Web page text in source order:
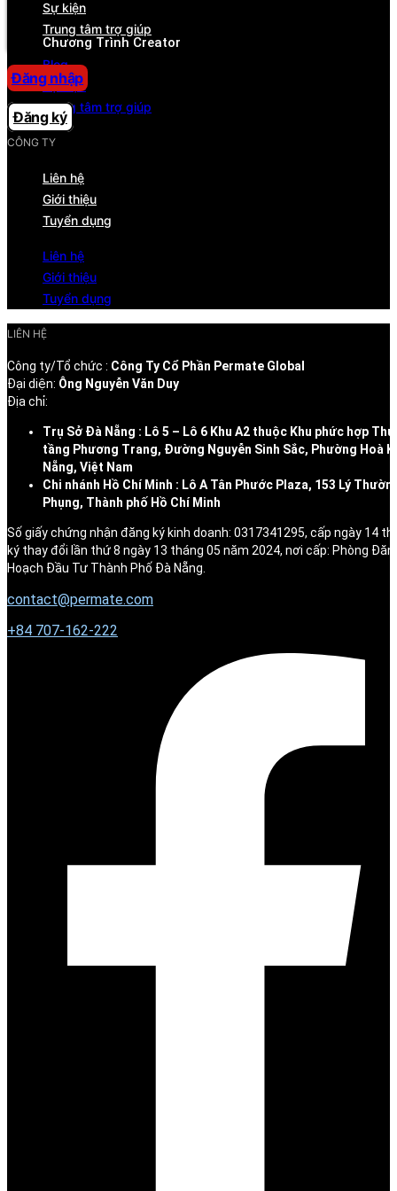
Trung tâm trợ giúp
Chương Trình Creator
Đăng nhập
Đăng ký
Sự kiện
Trung tâm trợ giúp
Blog
Sự kiện
Trung tâm trợ giúp
CÔNG TY
Liên hệ
Giới thiệu
Tuyển dụng
Liên hệ
Giới thiệu
Tuyển dụng
LIÊN HỆ
Công ty/Tổ chức : Công Ty Cổ Phần Permate Global
Đại diện: Ông Nguyễn Văn Duy
Địa chỉ:
Trụ Sở Đà Nẵng : Lô 5 – Lô 6 Khu A2 thuộc Khu phức hợp
tầng Phương Trang, Đường Nguyễn Sinh Sắc, Phường Hoà
Nẵng, Việt Nam
Chi nhánh Hồ Chí Minh : Lô A Tân Phước Plaza, 153 Lý
Phụng, Thành phố Hồ Chí Minh
Số giấy chứng nhận đăng ký kinh doanh: 0317341295, cấp ngày 14
ký thay đổi lần thứ 8 ngày 13 tháng 05 năm 2024, nơi cấp: Phòng
Hoạch Đầu Tư Thành Phố Đà Nẵng.
contact@permate.com
+84 707-162-222